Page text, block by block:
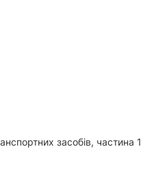
засобів, частина 1